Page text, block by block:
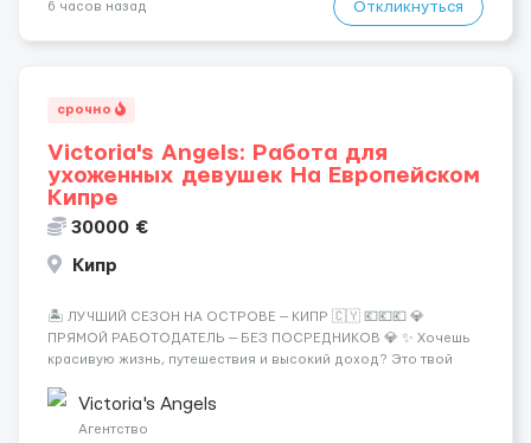
6 часов назад Откликнуться
срочно
Victoria's Angels: Работа для
ухоженных девушек На Европейском
Кипре
30000 €
Кипр
🏝️ ЛУЧШИЙ СЕЗОН НА ОСТРОВЕ — КИПР 🇨🇾 💶💶💶 💎
ПРЯМОЙ РАБОТОДАТЕЛЬ — БЕЗ ПОСРЕДНИКОВ 💎 ✨ Хочешь
красивую жизнь, путешествия и высокий доход? Это твой
Опытная команда с годами практики — Стабильный поток
клиентов (без ...
Victoria's Angels
Агентство